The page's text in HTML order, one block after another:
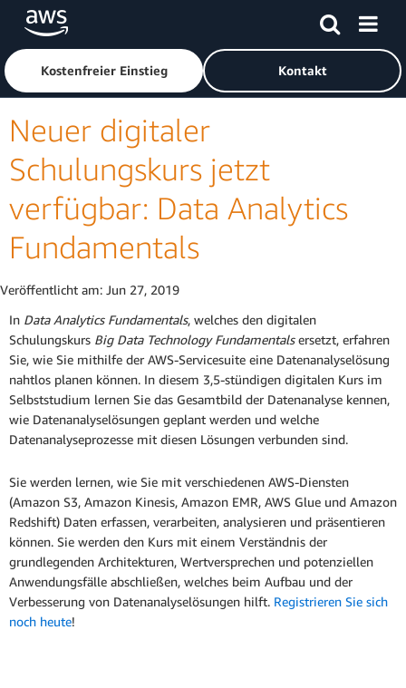
Überspringen zum Hauptinhalt
Klicken Sie hier, um zur Amazon Web Services-Startseite
Kostenfreier Einstieg Kontakt
Neuer digitaler
Schulungskurs jetzt
verfügbar: Data Analytics
Fundamentals
Veröffentlicht am: Jun 27, 2019
In Data Analytics Fundamentals, welches den digitalen
Schulungskurs Big Data Technology Fundamentalsersetzt, erfahren
Sie, wie Sie mithilfe der AWS-Servicesuite eine Datenanalyselösung
nahtlos planen können. In diesem 3,5-stündigen digitalen Kurs im
Selbststudium lernen Sie das Gesamtbild der Datenanalyse kennen,
wie Datenanalyselösungen geplant werden und welche
Datenanalyseprozesse mit diesen Lösungen verbunden sind.
Sie werden lernen, wie Sie mit verschiedenen AWS-Diensten
(Amazon S3, Amazon Kinesis, Amazon EMR, AWS Glue und Amazon
Redshift) Daten erfassen, verarbeiten, analysieren und präsentieren
können. Sie werden den Kurs mit einem Verständnis der
grundlegenden Architekturen, Wertversprechen und potenziellen
Anwendungsfälle abschließen, welches beim Aufbau und der
Verbesserung von Datenanalyselösungen hilft. Registrieren Sie sich
noch heute!